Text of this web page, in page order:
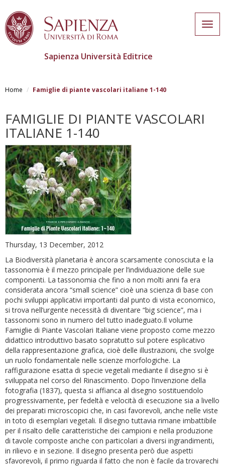
main
Sapienza Università Editrice
Home Famiglie di piante vascolari italiane 1-140
FAMIGLIE DI PIANTE VASCOLARI
ITALIANE 1-140
Thursday, 13 December, 2012
La Biodiversità planetaria è ancora scarsamente conosciuta e la
tassonomia è il mezzo principale per l’individuazione delle sue
componenti. La tassonomia che fino a non molti anni fa era
considerata ancora “small science” cioè una scienza di base con
pochi sviluppi applicativi importanti dal punto di vista economico,
si trova nell’urgente necessità di diventare “big science”, ma i
tassonomi sono in numero del tutto inadeguato.Il volume
Famiglie di Piante Vascolari Italiane viene proposto come mezzo
didattico introduttivo basato sopratutto sul potere esplicativo
della rappresentazione grafica, cioè delle illustrazioni, che svolge
un ruolo fondamentale nelle scienze morfologiche. La
raffigurazione esatta di specie vegetali mediante il disegno si è
sviluppata nel corso del Rinascimento. Dopo l’invenzione della
fotografia (1837), questa si affianca al disegno sostituendolo
progressivamente, per fedeltà e velocità di esecuzione sia a livello
dei preparati microscopici che, in casi favorevoli, anche nelle viste
in toto di esemplari vegetali. Il disegno tuttavia rimane imbattibile
per il risalto delle caratteristiche dei campioni e nella produzione
di tavole composte anche con particolari a diversi ingrandimenti,
in rilievo e in sezione. Il disegno presenta però due aspetti
sfavorevoli, il primo riguarda il fatto che non è facile da trovarechi